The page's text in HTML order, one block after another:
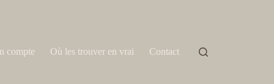
compte Où les trouver en vrai Contact